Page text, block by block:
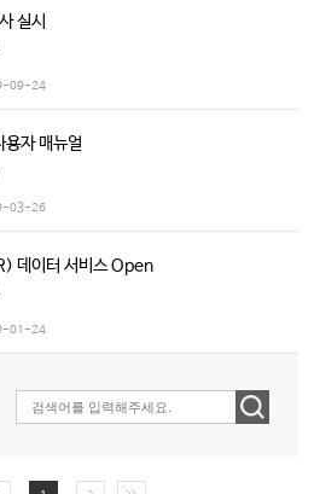
실시
09-24
용자 매뉴얼
03-26
데이터 서비스 Open
01-24